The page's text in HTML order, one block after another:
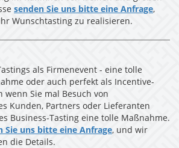
senden Sie uns bitte eine Anfrage,
Wunschtasting zu realisieren.
als Firmenevent - eine tolle
oder auch perfekt als Incentive-
wenn Sie mal Besuch von
Kunden, Partners oder Lieferanten
Business-Tasting eine tolle Maßnahme.
Sie uns bitte eine Anfrage, und wir
die Details.